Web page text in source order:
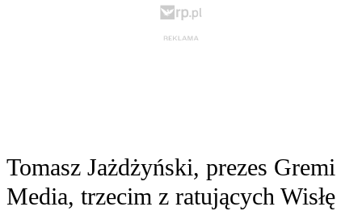
Tomasz Jażdżyński, prezes Gremi
Media, trzecim z ratujących Wisłę